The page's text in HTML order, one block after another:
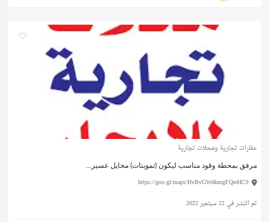
عقارات تجارية ومحلات تجارية
مرفق بمحطة وقود مناسب ليكون (تموينات) محايل عسير...
https://goo.gl/maps/HvBvGWdkmgFQreHC9
تم النشر في 22 سبتمبر 2022